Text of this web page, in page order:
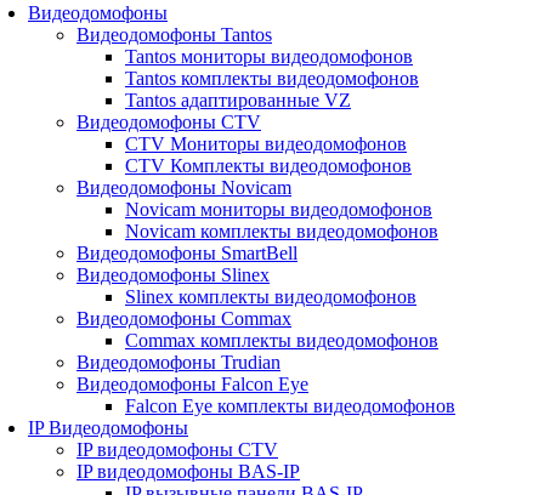
Видеодомофоны
Видеодомофоны Tantos
Tantos мониторы видеодомофонов
Tantos комплекты видеодомофонов
Tantos адаптированные VZ
Видеодомофоны CTV
CTV Мониторы видеодомофонов
CTV Комплекты видеодомофонов
Видеодомофоны Novicam
Novicam мониторы видеодомофонов
Novicam комплекты видеодомофонов
Видеодомофоны SmartBell
Видеодомофоны Slinex
Slinex комплекты видеодомофонов
Видеодомофоны Commax
Commax комплекты видеодомофонов
Видеодомофоны Trudian
Видеодомофоны Falcon Eye
Falcon Eye комплекты видеодомофонов
IP Видеодомофоны
IP видеодомофоны CTV
IP видеодомофоны BAS-IP